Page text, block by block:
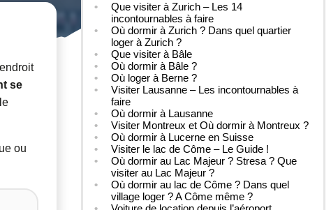
se
ou
Que visiter à Zurich – Les 14
incontournables à faire
Où dormir à Zurich ? Dans quel quartier
loger à Zurich ?
Que visiter à Bâle
Où dormir à Bâle ?
Où loger à Berne ?
Visiter Lausanne – Les incontournables à
faire
Où dormir à Lausanne
Visiter Montreux et Où dormir à Montreux ?
Où dormir à Lucerne en Suisse
Visiter le lac de Côme – Le Guide !
Où dormir au Lac Majeur ? Stresa ? Que
visiter au Lac Majeur ?
Où dormir au lac de Côme ? Dans quel
village loger ? A Côme même ?